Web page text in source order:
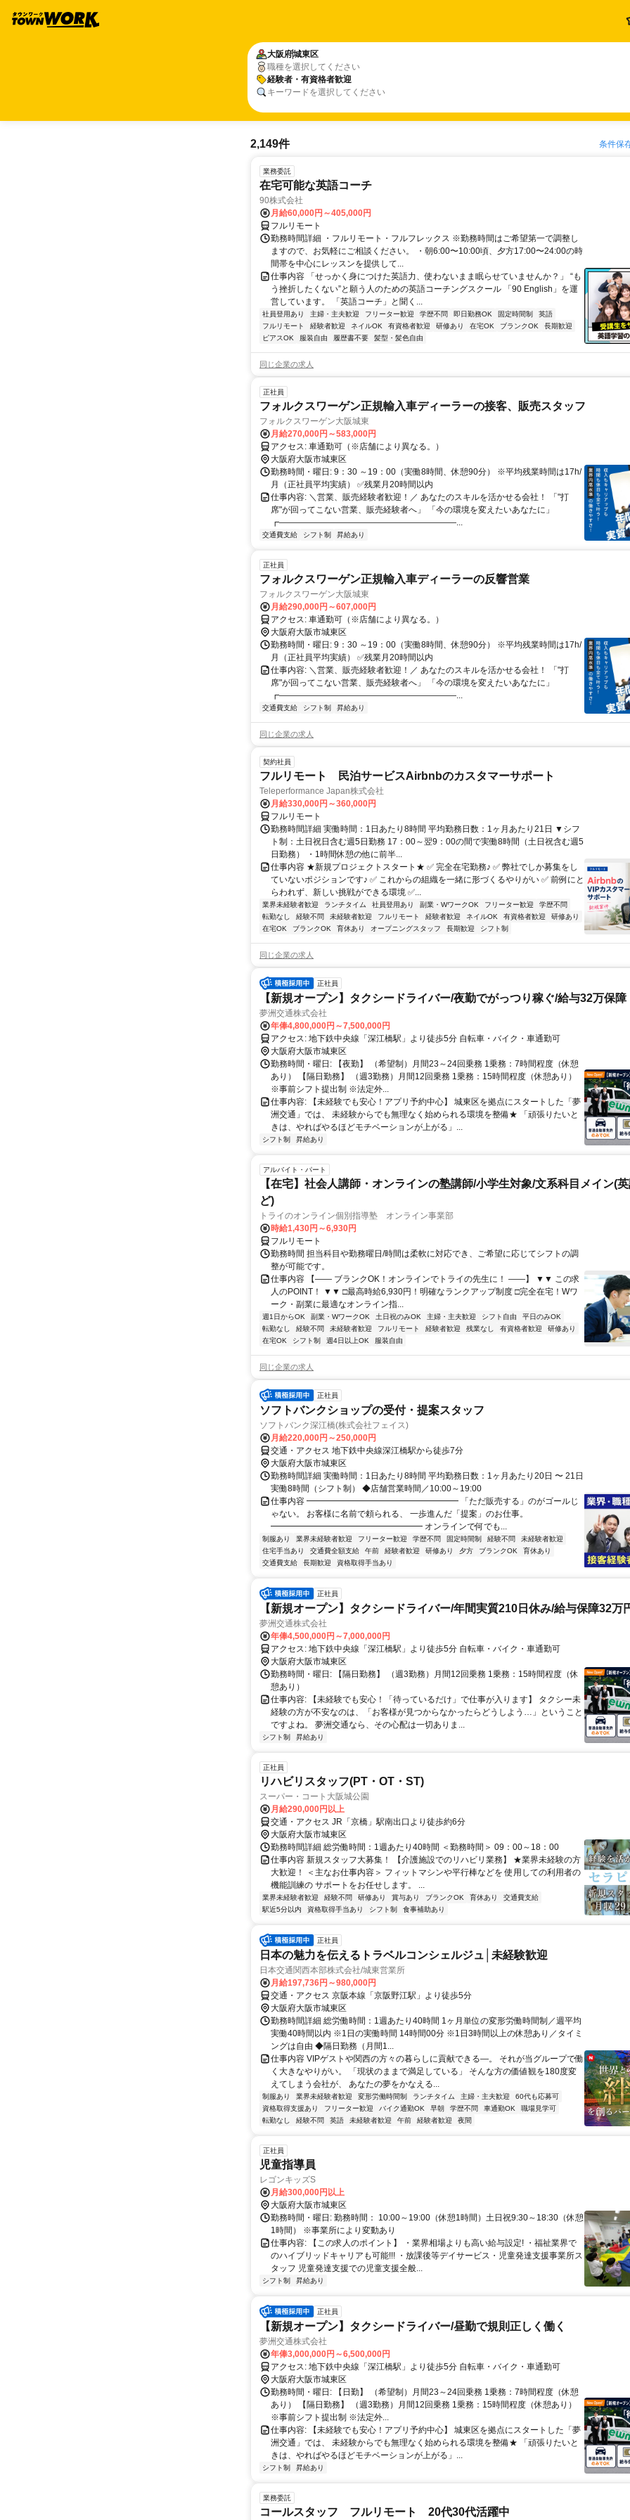
大阪府城東区
職種を選択してください
経験者・有資格者歓迎
キーワードを選択してください
2,149件 条件保
業務委託
在宅可能な英語コーチ
90株式会社
月給60,000円～405,000円
フルリモート
勤務時間詳細 ・フルリモート・フルフレックス ※勤務時間はご希望第一で調整し
ますので、お気軽にご相談ください。 ・朝6:00〜10:00頃、夕方17:00〜24:00の時
間帯を中心にレッスンを提供して...
仕事内容 「せっかく身につけた英語力、使わないまま眠らせていませんか？」 “も
う挫折したくない”と願う人のための英語コーチングスクール 「90 English」を運
営しています。 「英語コーチ」と聞く...
社員登用あり 主婦・主夫歓迎 フリーター歓迎 学歴不問 即日勤務OK 固定時間制
英語
フルリモート
経験者歓迎 ネイルOK 有資格者歓迎 研修あり 在宅OK ブランクOK
長期歓迎
ピアスOK
服装自由 履歴書不要 髪型・髪色自由
同じ企業の求人
正社員
フォルクスワーゲン正規輸入車ディーラーの接客、販売スタッフ
フォルクスワーゲン大阪城東
月給270,000円～583,000円
アクセス: 車通勤可（※店舗により異なる。）
大阪府大阪市城東区
勤務時間・曜日: 9：30 ～19：00（実働8時間、休憩90分） ※平均残業時間は17h/
月（正社員平均実績） ✅残業月20時間以内
仕事内容: ＼営業、販売経験者歓迎！／ あなたのスキルを活かせる会社！ 「"打
席"が回ってこない営業、販売経験者へ」 「今の環境を変えたいあなたに」
┏―――――――――――――――――――――...
交通費支給 シフト制 昇給あり
正社員
フォルクスワーゲン正規輸入車ディーラーの反響営業
フォルクスワーゲン大阪城東
月給290,000円～607,000円
アクセス: 車通勤可（※店舗により異なる。）
大阪府大阪市城東区
勤務時間・曜日: 9：30 ～19：00（実働8時間、休憩90分） ※平均残業時間は17h/
月（正社員平均実績） ✅残業月20時間以内
仕事内容: ＼営業、販売経験者歓迎！／ あなたのスキルを活かせる会社！ 「"打
席"が回ってこない営業、販売経験者へ」 「今の環境を変えたいあなたに」
┏―――――――――――――――――――――...
交通費支給 シフト制 昇給あり
同じ企業の求人
契約社員
フルリモート 民泊サービスAirbnbのカスタマーサポート
Teleperformance Japan株式会社
月給330,000円～360,000円
フルリモート
勤務時間詳細 実働時間：1日あたり8時間 平均勤務日数：1ヶ月あたり21日 ▼シフ
ト制：土日祝日含む週5日勤務 17：00～翌9：00の間で実働8時間（土日祝含む週5
日勤務） ・1時間休憩の他に前半...
仕事内容 ★新規プロジェクトスタート★ ✅ 完全在宅勤務♪ ✅ 弊社でしか募集をし
ていないポジションです♪ ✅ これからの組織を一緒に形づくるやりがい ✅ 前例にと
らわれず、新しい挑戦ができる環境 ✅...
業界未経験者歓迎 ランチタイム 社員登用あり 副業・WワークOK フリーター歓迎
学歴不問
転勤なし
経験不問 未経験者歓迎 フルリモート 経験者歓迎 ネイルOK 有資格者歓迎
研修あり
在宅OK
ブランクOK 育休あり オープニングスタッフ 長期歓迎 シフト制
同じ企業の求人
正社員
【新規オープン】タクシードライバー/夜勤でがっつり稼ぐ/給与32万保障
夢洲交通株式会社
年俸4,800,000円～7,500,000円
アクセス: 地下鉄中央線「深江橋駅」より徒歩5分 自転車・バイク・車通勤可
大阪府大阪市城東区
勤務時間・曜日: 【夜勤】 （希望制）月間23～24回乗務 1乗務：7時間程度（休憩
あり） 【隔日勤務】 （週3勤務）月間12回乗務 1乗務：15時間程度（休憩あり）
※事前シフト提出制 ※法定外...
仕事内容: 【未経験でも安心！アプリ予約中心】 城東区を拠点にスタートした「夢
洲交通」では、 未経験からでも無理なく始められる環境を整備★ 「頑張りたいと
きは、やればやるほどモチベーションが上がる」...
シフト制 昇給あり
アルバイト・パート
【在宅】社会人講師・オンラインの塾講師/小学生対象/文系科目メイン(
ど)
トライのオンライン個別指導塾 オンライン事業部
時給1,430円～6,930円
フルリモート
勤務時間 担当科目や勤務曜日/時間は柔軟に対応でき、ご希望に応じてシフトの調
整が可能です。
仕事内容 【―― ブランクOK！オンラインでトライの先生に！ ――】 ▼▼ この求
人のPOINT！ ▼▼ □最高時給6,930円！明確なランクアップ制度 □完全在宅！Wワ
ーク・副業に最適なオンライン指...
週1日からOK 副業・WワークOK 土日祝のみOK 主婦・主夫歓迎 シフト自由
平日のみOK
転勤なし
経験不問 未経験者歓迎 フルリモート 経験者歓迎 残業なし 有資格者歓迎
研修あり
在宅OK
シフト制 週4日以上OK 服装自由
同じ企業の求人
正社員
ソフトバンクショップの受付・提案スタッフ
ソフトバンク深江橋(株式会社フェイス)
月給220,000円～250,000円
交通・アクセス 地下鉄中央線深江橋駅から徒歩7分
大阪府大阪市城東区
勤務時間詳細 実働時間：1日あたり8時間 平均勤務日数：1ヶ月あたり20日 〜 21日
実働8時間（シフト制） ◆店舗営業時間／10:00～19:00
仕事内容 ━━━━━━━━━━━━━━━━━━ 「ただ販売する」のがゴールじ
ゃない。 お客様に名前で頼られる、 一歩進んだ「提案」のお仕事。
━━━━━━━━━━━━━━━━━━ オンラインで何でも...
制服あり 業界未経験者歓迎 フリーター歓迎 学歴不問 固定時間制 経験不問
未経験者歓迎
住宅手当あり
交通費全額支給 午前 経験者歓迎 研修あり 夕方 ブランクOK
育休あり
交通費支給
長期歓迎 資格取得手当あり
正社員
【新規オープン】タクシードライバー/年間実質210日休み/給与保障32万
夢洲交通株式会社
年俸4,500,000円～7,000,000円
アクセス: 地下鉄中央線「深江橋駅」より徒歩5分 自転車・バイク・車通勤可
大阪府大阪市城東区
勤務時間・曜日: 【隔日勤務】 （週3勤務）月間12回乗務 1乗務：15時間程度（休
憩あり）
仕事内容: 【未経験でも安心！「待っているだけ」で仕事が入ります】 タクシー未
経験の方が不安なのは、「お客様が見つからなかったらどうしよう…」ということ
ですよね。 夢洲交通なら、その心配は一切ありま...
シフト制 昇給あり
正社員
リハビリスタッフ(PT・OT・ST)
スーパー・コート大阪城公園
月給290,000円以上
交通・アクセス JR「京橋」駅南出口より徒歩約6分
大阪府大阪市城東区
勤務時間詳細 総労働時間：1週あたり40時間 ＜勤務時間＞ 09：00～18：00
仕事内容 新規スタッフ大募集！ 【介護施設でのリハビリ業務】 ★業界未経験の方
大歓迎！ ＜主なお仕事内容＞ フィットマシンや平行棒などを 使用しての利用者の
機能訓練の サポートをお任せします。 ...
業界未経験者歓迎 経験不問 研修あり 賞与あり ブランクOK 育休あり
交通費支給
駅近5分以内
資格取得手当あり シフト制 食事補助あり
正社員
日本の魅力を伝えるトラベルコンシェルジュ│未経験歓迎
日本交通関西本部株式会社/城東営業所
月給197,736円～980,000円
交通・アクセス 京阪本線「京阪野江駅」より徒歩5分
大阪府大阪市城東区
勤務時間詳細 総労働時間：1週あたり40時間 1ヶ月単位の変形労働時間制／週平均
実働40時間以内 ※1日の実働時間 14時間00分 ※1日3時間以上の休憩あり／タイミ
ングは自由 ◆隔日勤務（月間1...
仕事内容 VIPゲストや関西の方々の暮らしに貢献できる―。 それが当グループで働
く大きなやりがい。 「現状のままで満足している」 そんな方の価値観を180度変
えてしまう会社が、 あなたの夢をかなえる...
制服あり 業界未経験者歓迎 変形労働時間制 ランチタイム 主婦・主夫歓迎
60代も応募可
資格取得支援あり
フリーター歓迎 バイク通勤OK 早朝 学歴不問 車通勤OK
職場見学可
転勤なし
経験不問 英語 未経験者歓迎 午前 経験者歓迎 夜間
正社員
児童指導員
レゴンキッズS
月給300,000円以上
大阪府大阪市城東区
勤務時間・曜日: 勤務時間： 10:00～19:00（休憩1時間）土日祝9:30～18:30（休憩
1時間） ※事業所により変動あり
仕事内容: 【この求人のポイント】 ・業界相場よりも高い給与設定! ・福祉業界で
のハイブリッドキャリアも可能!!! ・放課後等デイサービス・児童発達支援事業所ス
タッフ 児童発達支援での児童支援全般...
シフト制 昇給あり
正社員
【新規オープン】タクシードライバー/昼勤で規則正しく働く
夢洲交通株式会社
年俸3,000,000円～6,500,000円
アクセス: 地下鉄中央線「深江橋駅」より徒歩5分 自転車・バイク・車通勤可
大阪府大阪市城東区
勤務時間・曜日: 【日勤】 （希望制）月間23～24回乗務 1乗務：7時間程度（休憩
あり） 【隔日勤務】 （週3勤務）月間12回乗務 1乗務：15時間程度（休憩あり）
※事前シフト提出制 ※法定外...
仕事内容: 【未経験でも安心！アプリ予約中心】 城東区を拠点にスタートした「夢
洲交通」では、 未経験からでも無理なく始められる環境を整備★ 「頑張りたいと
きは、やればやるほどモチベーションが上がる」...
シフト制 昇給あり
業務委託
コールスタッフ フルリモート 20代30代活躍中